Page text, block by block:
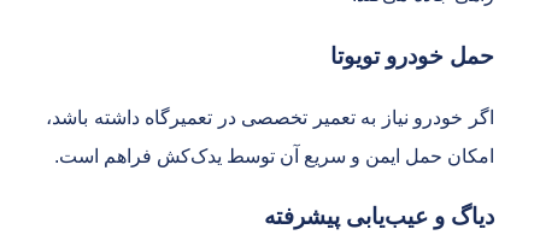
خودرو تویوتا
خودرو نیاز به تعمیر تخصصی در تعمیرگاه داشته باشد،
حمل ایمن و سریع آن توسط یدک‌کش فراهم است.
و عیب‌یابی پیشرفته